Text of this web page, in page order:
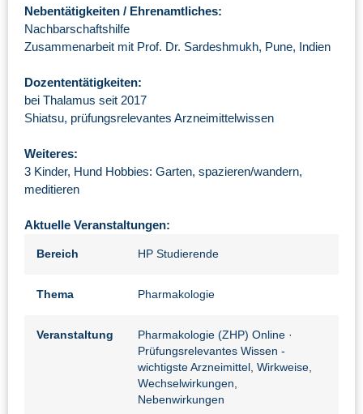
Nebentätigkeiten / Ehrenamtliches:
Nachbarschaftshilfe
Zusammenarbeit mit Prof. Dr. Sardeshmukh, Pune, Indien
Dozententätigkeiten:
bei Thalamus seit 2017
Shiatsu, prüfungsrelevantes Arzneimittelwissen
Weiteres:
3 Kinder, Hund Hobbies: Garten, spazieren/wandern,
meditieren
Aktuelle Veranstaltungen:
Bereich HP Studierende
Thema Pharmakologie
Veranstaltung Pharmakologie (ZHP) Online ·
Prüfungsrelevantes Wissen -
wichtigste Arzneimittel, Wirkweise,
Wechselwirkungen,
Nebenwirkungen